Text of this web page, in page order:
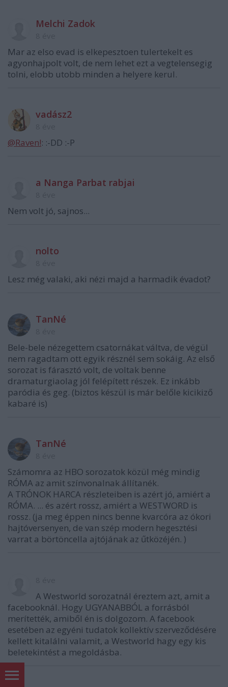
Melchi Zadok
Mar az elso evad is elkepesztoen tulertekelt es
agyonhajpolt volt, de nem lehet ezt a vegtelensegig
tolni, elobb utobb minden a helyere kerul.
vadász2
@Raven!: :-DD :-P
a Nanga Parbat rabjai
Nem volt jó, sajnos...
nolto
Lesz még valaki, aki nézi majd a harmadik évadot?
TanNé
Bele-bele nézegettem csatornákat váltva, de végül
nem ragadtam ott egyik résznél sem sokáig. Az első
sorozat is fárasztó volt, de voltak benne
dramaturgiaolag jól felépített részek. Ez inkább
paródia és geg. (biztos készül is már belőle kicikiző
kabaré is)
TanNé
Számomra az HBO sorozatok közül még mindig
RÓMA az amit színvonalnak állítanék.
A TRÓNOK HARCA részleteiben is azért jó, amiért a
RÓMA. ... és azért rossz, amiért a WESTWORD is
rossz. (ja meg éppen nincs benne kvarcóra az ókori
hajtóversenyen, de van szép modern hegesztési
varrat a börtöncella ajtójának az űtközéjén. )
A Westworld sorozatnál éreztem azt, amit a
facebooknál. Hogy UGYANABBÓL a forrásból
merítették, amiből én is dolgozom. A facebook
esetében az egyéni tudatok kollektív szerveződésére
kellett kitalálni valamit, a Westworld hagy egy kis
beletekintést a megoldásba.